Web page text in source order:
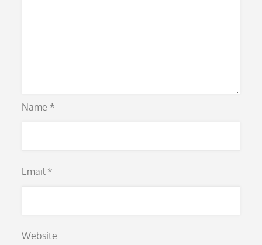
Name *
Email *
Website